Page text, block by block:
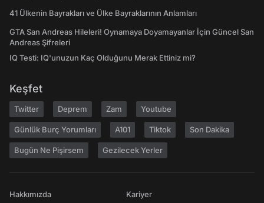
41 Ülkenin Bayrakları ve Ülke Bayraklarının Anlamları
GTA San Andreas Hileleri! Oynamaya Doyamayanlar İçin Güncel San
Andreas Şifreleri
IQ Testi: IQ'unuzun Kaç Olduğunu Merak Ettiniz mi?
Keşfet
Twitter Deprem Zam Youtube
Günlük Burç Yorumları A101 Tiktok Son Dakika
Bugün Ne Pişirsem Gezilecek Yerler
Hakkımızda
Kariyer